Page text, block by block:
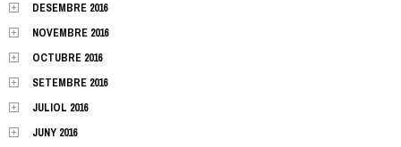
DESEMBRE 2016
NOVEMBRE 2016
OCTUBRE 2016
SETEMBRE 2016
JULIOL 2016
JUNY 2016